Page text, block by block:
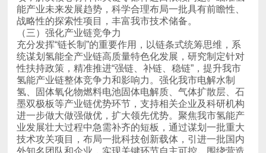
战略性的探索性项目，丰富我市技术储备。
（三）强化产业链竞争力